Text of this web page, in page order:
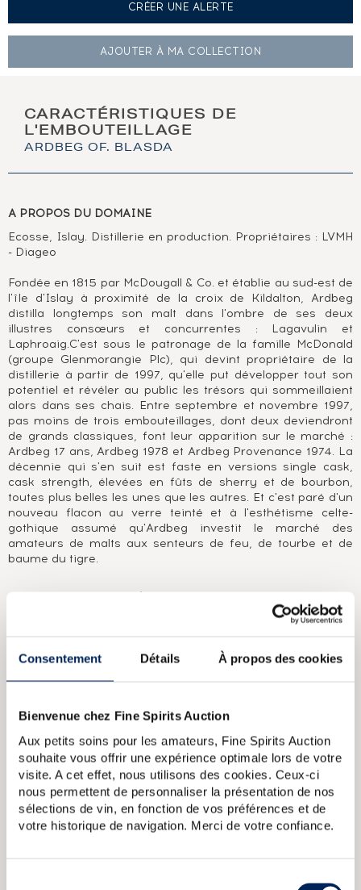
Consentement Détails À propos des cookies
Bienvenue chez Fine Spirits Auction
Aux petits soins pour les amateurs, Fine Spirits Auction
souhaite vous offrir une expérience optimale lors de votre
visite. A cet effet, nous utilisons des cookies. Ceux-ci
nous permettent de personnaliser la présentation de nos
sélections de vin, en fonction de vos préférences et de
votre historique de navigation. Merci de votre confiance.
CRÉER UNE ALERTE
AJOUTER À MA COLLECTION
CARACTÉRISTIQUES DE
L'EMBOUTEILLAGE
ARDBEG OF. BLASDA
A PROPOS DU DOMAINE
Ecosse, Islay. Distillerie en production. Propriétaires : LVMH
- Diageo
Fondée en 1815 par McDougall & Co. et établie au sud-est de
l'île d'Islay à proximité de la croix de Kildalton, Ardbeg
distilla longtemps son malt dans l'ombre de ses deux
illustres consœurs et concurrentes : Lagavulin et
Laphroaig.C'est sous le patronage de la famille McDonald
(groupe Glenmorangie Plc), qui devint propriétaire de la
distillerie à partir de 1997, qu'elle put développer tout son
potentiel et révéler au public les trésors qui sommeillaient
alors dans ses chais. Entre septembre et novembre 1997,
pas moins de trois embouteillages, dont deux deviendront
de grands classiques, font leur apparition sur le marché :
Ardbeg 17 ans, Ardbeg 1978 et Ardbeg Provenance 1974. La
décennie qui s'en suit est faste en versions single cask,
cask strength, élevées en fûts de sherry et de bourbon,
toutes plus belles les unes que les autres. Et c'est paré d'un
nouveau flacon au verre teinté et à l'esthétisme celte-
gothique assumé qu'Ardbeg investit le marché des
amateurs de malts aux senteurs de feu, de tourbe et de
baume du tigre.
Ardbeg Blasda est une édition limitée sortie en 2008. Elle
faible que d'habitude (24ppm). La bouteille est aussi
originale puisqu'elle est transparente et non verte. Enfin, le
whisky est filtré à froid.
Ardbeg 17 years Of. The Ultimate
Islay Malt Whisky Very OldArdbeg 1993 Gordon MacPhail First
Fill Sherry Butts bottled 2005 Connoisseurs ChoiceArdbeg 1975
Of. The UltimateArdbeg Of. Corryvreckan The Ultimate
CARACTÉRISTIQUESDU DOMAINE & DE LA CUVÉE